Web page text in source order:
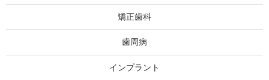
矯正歯科
歯周病
インプラント